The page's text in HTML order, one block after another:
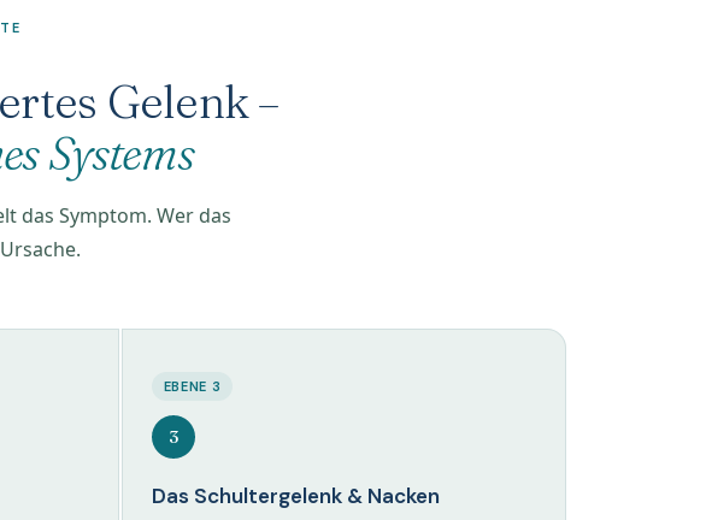
Gelenk –
Systems
das Symptom. Wer das
EBENE 3
3
Das Schultergelenk & Nacken